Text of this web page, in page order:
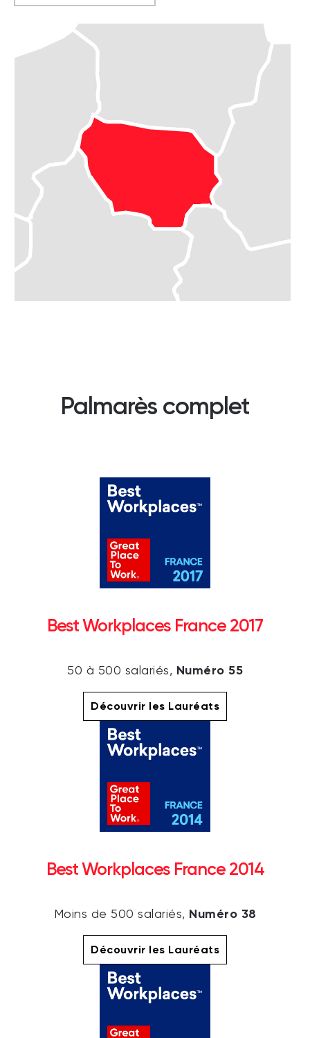
Palmarès complet
Best Workplaces France 2017
50 à 500 salariés, Numéro 55
Découvrir les Lauréats
Best Workplaces France 2014
Moins de 500 salariés, Numéro 38
Découvrir les Lauréats